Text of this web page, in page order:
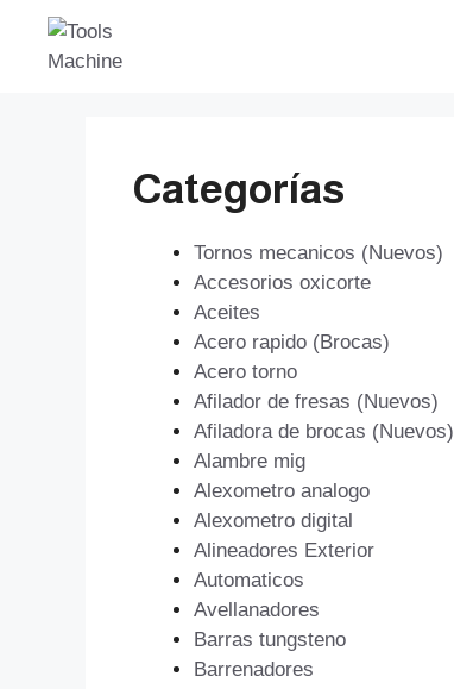
Saltar
contenido
Categorías
Tornos mecanicos (Nuevos)
Accesorios oxicorte
Aceites
Acero rapido (Brocas)
Acero torno
Afilador de fresas (Nuevos)
Afiladora de brocas (Nuevos)
Alambre mig
Alexometro analogo
Alexometro digital
Alineadores Exterior
Automaticos
Avellanadores
Barras tungsteno
Barrenadores